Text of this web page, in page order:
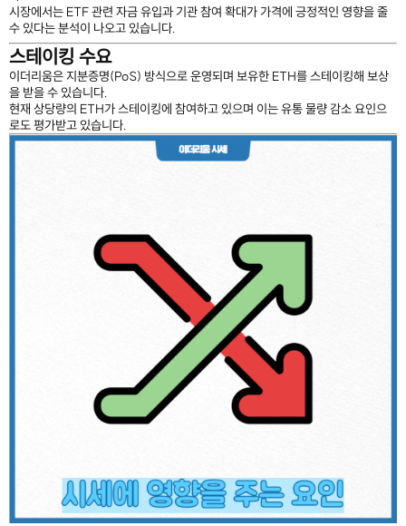
시장에서는 ETF 관련 자금 유입과 기관 참여 확대가 가격에 긍정적인 영향을 줄
수 있다는 분석이 나오고 있습니다.
스테이킹 수요
이더리움은 지분증명(PoS) 방식으로 운영되며 보유한 ETH를 스테이킹해 보상
을 받을 수 있습니다.
현재 상당량의 ETH가 스테이킹에 참여하고 있으며 이는 유통 물량 감소 요인으
로도 평가받고 있습니다.